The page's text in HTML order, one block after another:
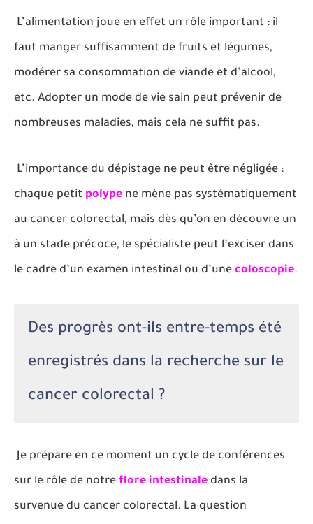
L’alimentation joue en effet un rôle important : il
faut manger suffisamment de fruits et légumes,
modérer sa consommation de viande et d’alcool,
etc. Adopter un mode de vie sain peut prévenir de
nombreuses maladies, mais cela ne suffit pas.
L’importance du dépistage ne peut être négligée :
chaque petit polype ne mène pas systématiquement
au cancer colorectal, mais dès qu’on en découvre un
à un stade précoce, le spécialiste peut l’exciser dans
le cadre d’un examen intestinal ou d’une coloscopie.
Des progrès ont-ils entre-temps été
enregistrés dans la recherche sur le
cancer colorectal ?
Je prépare en ce moment un cycle de conférences
sur le rôle de notre flore intestinale dans la
survenue du cancer colorectal. La question